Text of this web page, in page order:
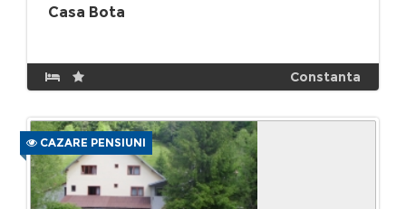
Casa Bota
Constanta
CAZARE PENSIUNI